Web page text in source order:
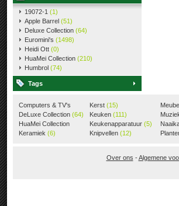
19072-1 (1)
Apple Barrel (51)
Deluxe Collection (64)
Euromini's (1498)
Heidi Ott (0)
HuaMei Collection (210)
Humbrol (74)
Tags
Computers & TV's
(18)
DeLuxe Collection (64)
HuaMei Collection
(205)
Keramiek (6)
Kerst (15)
Keuken (111)
Keukenapparatuur (5)
Knipvellen (12)
Over ons -Algemene